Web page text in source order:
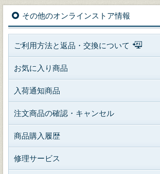
その他のオンラインストア情報
ご利用方法と返品・交換について
お気に入り商品
入荷通知商品
注文商品の確認・キャンセル
商品購入履歴
修理サービス